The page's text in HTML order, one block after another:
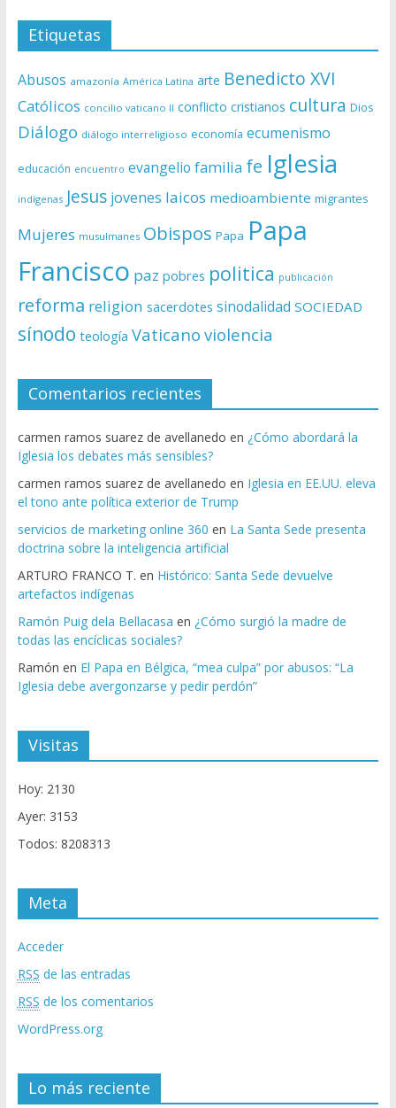
Etiquetas
Abusos amazonía América Latina arte Benedicto XVI
Católicos concilio vaticano II conflicto cristianos cultura Dios
Diálogo diálogo interreligioso economía ecumenismo
educación encuentro evangelio familia fe Iglesia
indígenas Jesus jovenes laicos medioambiente migrantes
Mujeres musulmanes Obispos Papa Papa
Francisco paz pobres politica publicación
reforma religion sacerdotes sinodalidad SOCIEDAD
sínodo teología Vaticano violencia
Comentarios recientes
carmen ramos suarez de avellanedo en ¿Cómo abordará la
Iglesia los debates más sensibles?
carmen ramos suarez de avellanedo en Iglesia en EE.UU. eleva
el tono ante política exterior de Trump
servicios de marketing online 360 en La Santa Sede presenta
doctrina sobre la inteligencia artificial
ARTURO FRANCO T. en Histórico: Santa Sede devuelve
artefactos indígenas
Ramón Puig dela Bellacasa en ¿Cómo surgió la madre de
todas las encíclicas sociales?
Ramón en El Papa en Bélgica, “mea culpa” por abusos: “La
Iglesia debe avergonzarse y pedir perdón”
Visitas
Hoy: 2130
Ayer: 3153
Todos: 8208313
Meta
Acceder
RSS de las entradas
RSS de los comentarios
WordPress.org
Lo más reciente